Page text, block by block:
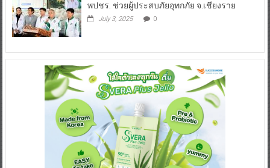
พปชร. ช่วยผู้ประสบภัยอุทกภัย จ.เชียงราย
July 3, 2025 0